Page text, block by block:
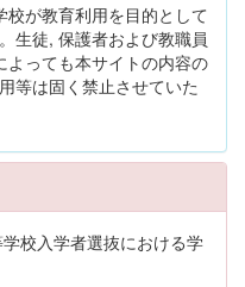
が教育利用を目的として
生徒, 保護者および教職員
っても本サイトの内容の
は固く禁止させていた
校入学者選抜における学